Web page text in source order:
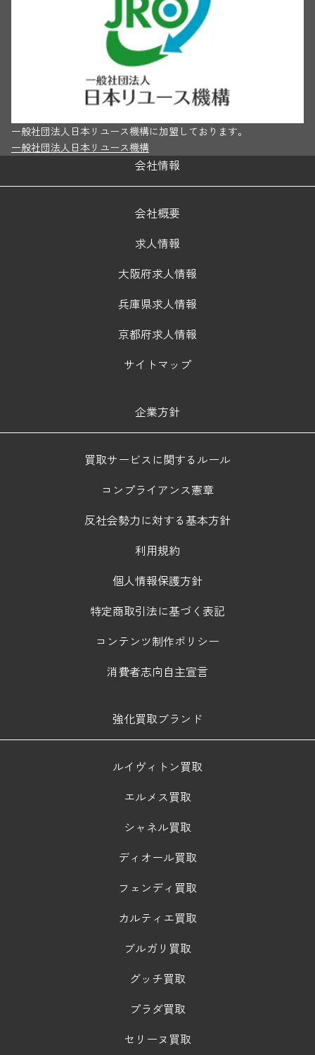
一般社団法人日本リユース機構に加盟しております。
一般社団法人日本リユース機構
会社情報
会社概要
求人情報
大阪府求人情報
兵庫県求人情報
京都府求人情報
サイトマップ
企業方針
買取サービスに関するルール
コンプライアンス憲章
反社会勢力に対する基本方針
利用規約
個人情報保護方針
特定商取引法に基づく表記
コンテンツ制作ポリシー
消費者志向自主宣言
強化買取ブランド
ルイヴィトン買取
エルメス買取
シャネル買取
ディオール買取
フェンディ買取
カルティエ買取
ブルガリ買取
グッチ買取
プラダ買取
セリーヌ買取